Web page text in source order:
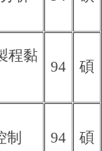
程黏
94 碩
制 94 碩